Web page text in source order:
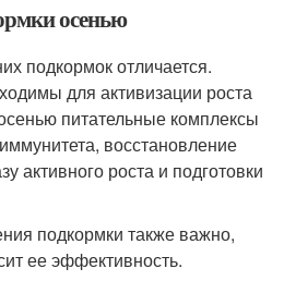
осенью
подкормок отличается.
для активизации роста
питательные комплексы
восстановление
активного роста и подготовки
подкормки также важно,
ее эффективность.